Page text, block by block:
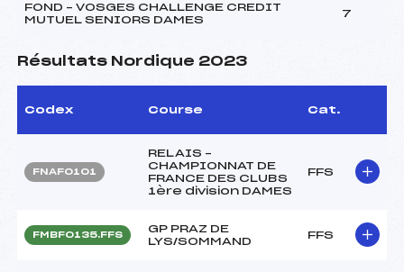
FOND – VOSGES CHALLENGE CREDIT
MUTUEL SENIORS DAMES
7
Résultats Nordique 2023
Codex Course Cat.
FNAF0101
RELAIS –
CHAMPIONNAT DE
FRANCE DES CLUBS
1ère division DAMES
FFS
FMBF0135.FFS
GP PRAZ DE
LYS/SOMMAND
FFS